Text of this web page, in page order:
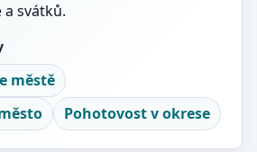
svátků.
městě
Pohotovost v okrese